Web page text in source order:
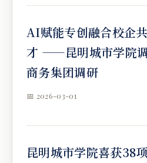
AI赋能专创融合校企
才 ——昆明城市学院
商务集团调研
📅 2026-03-01
昆明城市学院喜获38